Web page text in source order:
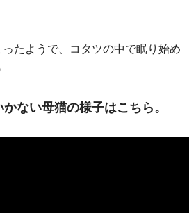
たようで、コタツの中で眠り始め
ない母猫の様子はこちら。